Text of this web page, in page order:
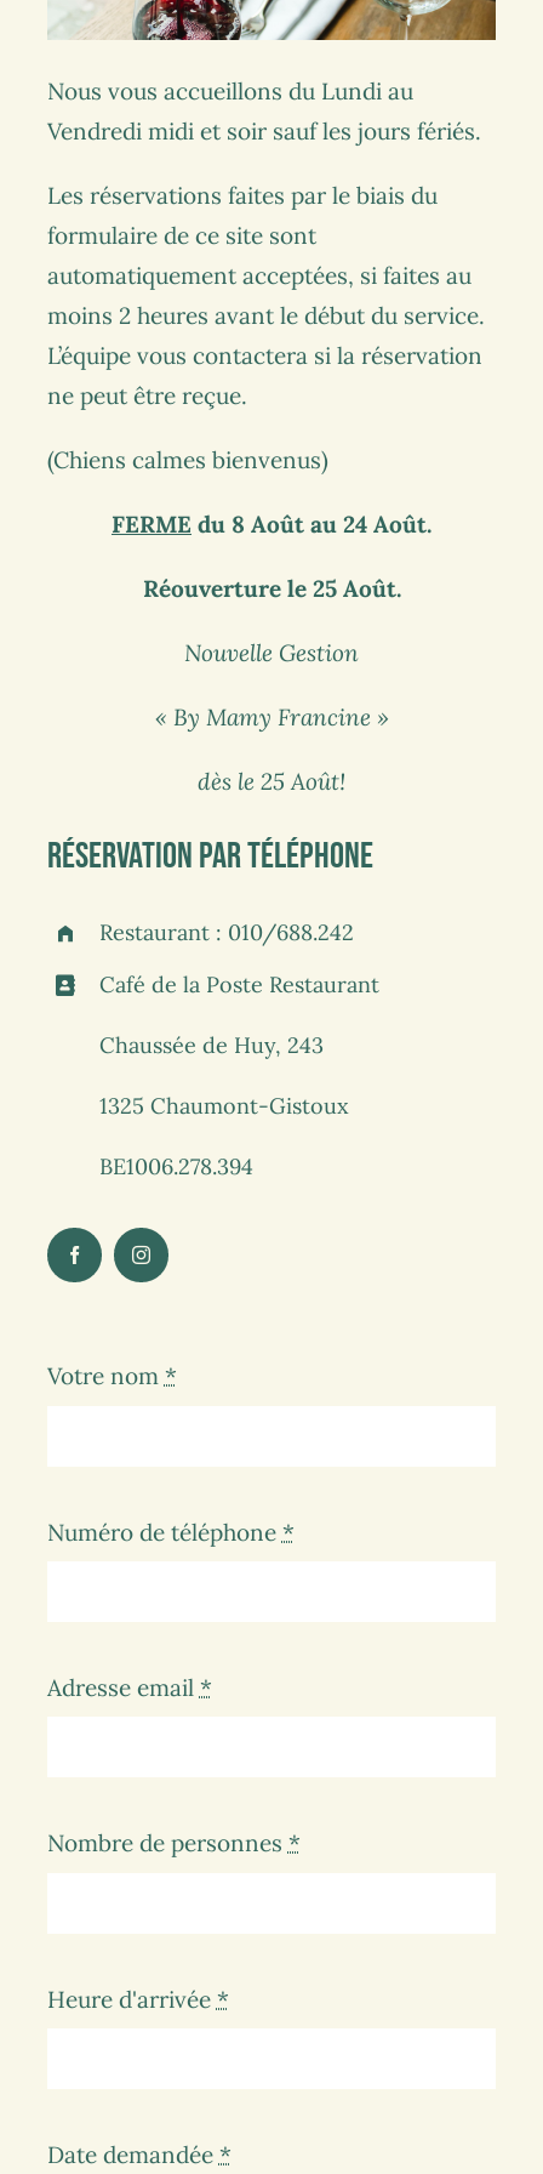
Nous vous accueillons du Lundi au
Vendredi midi et soir sauf les jours fériés.
Les réservations faites par le biais du
formulaire de ce site sont
automatiquement acceptées, si faites au
moins 2 heures avant le début du service.
L’équipe vous contactera si la réservation
ne peut être reçue.
(Chiens calmes bienvenus)
FERME du 8 Août au 24 Août.
Réouverture le 25 Août.
Nouvelle Gestion
« By Mamy Francine »
dès le 25 Août!
réservation par téléphone
Restaurant : 010/688.242
Café de la Poste Restaurant
Chaussée de Huy, 243
1325 Chaumont-Gistoux
BE1006.278.394
Votre nom *
Numéro de téléphone *
Adresse email *
Nombre de personnes *
Heure d'arrivée *
Date demandée *